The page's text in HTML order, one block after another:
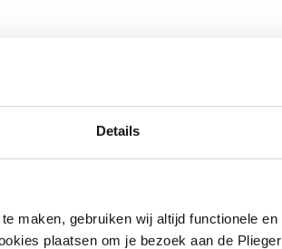
Details
maken, gebruiken wij altijd functionele
plaatsen om je bezoek aan de